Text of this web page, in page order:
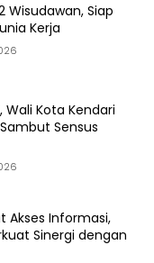
Wisudawan, Siap
Kerja
Wali Kota Kendari
Sensus
Akses Informasi,
Sinergi dengan